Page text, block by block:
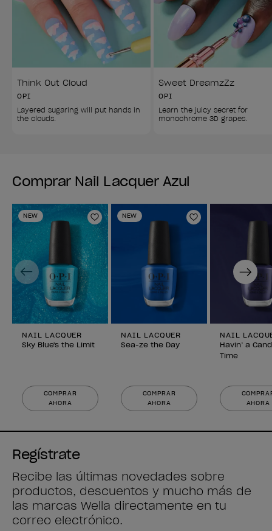
Think Out Cloud
OPI
Layered sugaring will put hands in
the clouds.
Sweet DreamzZz
OPI
Learn the juicy secret for
monochrome 3D grapes.
Comprar Nail Lacquer Azul
NEW
Añadir a la lista de deseos
NAIL LACQUER
Sky Blue's the Limit
COMPRAR
AHORA
NEW
Añadir a la
NAIL LACQUER
Sea-ze the Day
COMPRAR
AHORA
NAIL
Havin’ a
Time
AHORA
Previous Next
Regístrate
Recibe las últimas novedades sobre
productos, descuentos y mucho más de
las marcas Wella directamente en tu
correo electrónico.